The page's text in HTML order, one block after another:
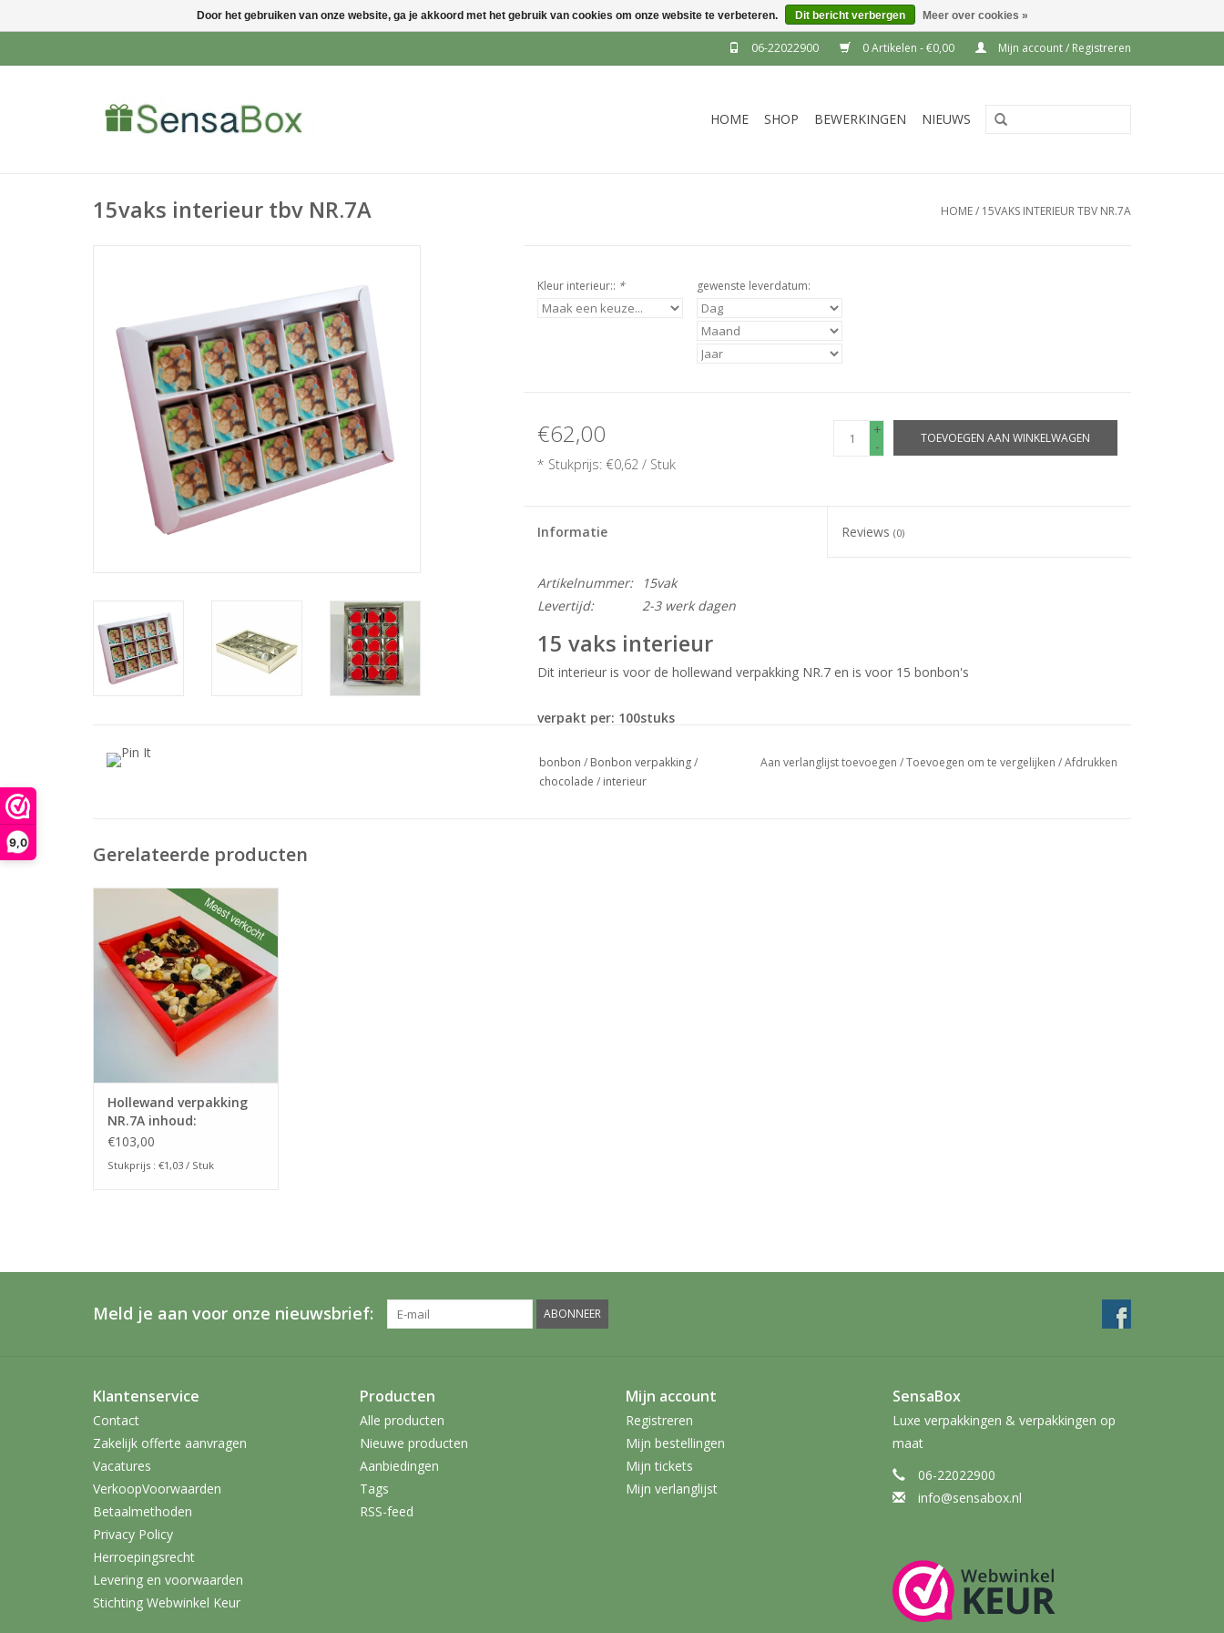
9,0
06-22022900 0 Artikelen - €0,00 Mijn account / Registreren
HOME SHOP BEWERKINGEN NIEUWS
15vaks interieur tbv NR.7A HOME/ 15VAKS INTERIEUR TBV NR.7A
Kleur interieur:: * gewenste leverdatum:
€62,00
* Stukprijs: €0,62 / Stuk
+
-
TOEVOEGEN AAN WINKELWAGEN
Informatie Reviews(0)
Artikelnummer:
15vak
Levertijd:
2-3 werk dagen
15 vaks interieur
Dit interieur is voor de hollewand verpakking NR.7 en is voor 15 bonbon's
verpakt per: 100stuks
Al onze interieurs zijn standaart voedsel veilig gelamineerd en wordenPLANOgeleverd
bonbon / Bonbon verpakking/
chocolade / interieur
Aan verlanglijst toevoegen /Toevoegen om te vergelijken /Afdrukken
Gerelateerde producten
Deze verpakking is in veel
kleuren beschikbaar en heeft
een inhoud van 175x120x25mm.
Ze zit per 100 stuks verpakt.
TOEVOEGEN AAN WINKELWAGEN
Hollewand verpakking
NR.7A inhoud:
175x120x25mm
€103,00
Stukprijs : €1,03 / Stuk
Meld je aan voor onze nieuwsbrief: ABONNEER
Klantenservice
Contact
Zakelijk offerte aanvragen
Vacatures
VerkoopVoorwaarden
Betaalmethoden
Privacy Policy
Herroepingsrecht
Levering en voorwaarden
Stichting Webwinkel Keur
Producten
Alle producten
Nieuwe producten
Aanbiedingen
Tags
RSS-feed
Mijn account
Registreren
Mijn bestellingen
Mijn tickets
Mijn verlanglijst
SensaBox
Luxe verpakkingen & verpakkingen op
maat
06-22022900
info@sensabox.nl
Door het gebruiken van onze website, ga je akkoord met het gebruik van cookies om onze website te verbeteren. Dit bericht verbergen Meer over cookies »